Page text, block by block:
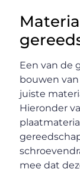
Een van de
bouwen
juiste
Hieronder
mee dat